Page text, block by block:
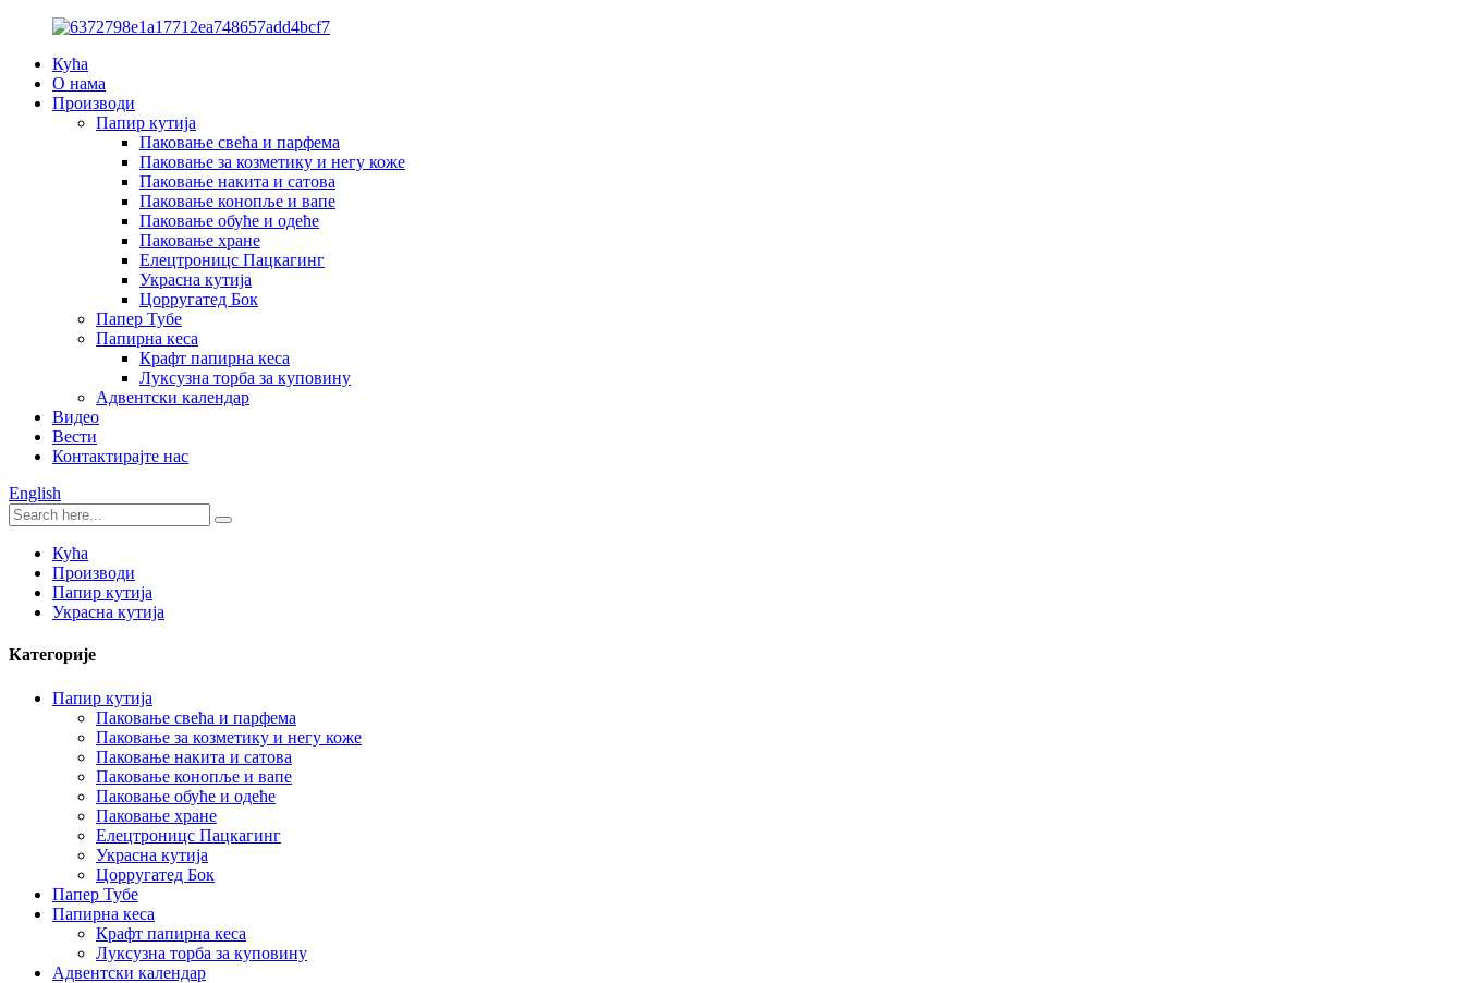
Кућа
О нама
Производи
Папир кутија
Паковање свећа и парфема
Паковање за козметику и негу коже
Паковање накита и сатова
Паковање конопље и вапе
Паковање обуће и одеће
Паковање хране
Елецтроницс Пацкагинг
Украсна кутија
Цорругатед Бок
Папер Тубе
Папирна кеса
Крафт папирна кеса
Луксузна торба за куповину
Адвентски календар
Видео
Вести
Контактирајте нас
English
Кућа
Производи
Папир кутија
Украсна кутија
Категорије
Папир кутија
Паковање свећа и парфема
Паковање за козметику и негу коже
Паковање накита и сатова
Паковање конопље и вапе
Паковање обуће и одеће
Паковање хране
Елецтроницс Пацкагинг
Украсна кутија
Цорругатед Бок
Папер Тубе
Папирна кеса
Крафт папирна кеса
Луксузна торба за куповину
Адвентски календар